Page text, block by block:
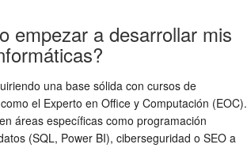
empezar a desarrollar mis
una base sólida con cursos de
el Experto en Office y Computación (EOC).
áreas específicas como programación
(SQL, Power BI), ciberseguridad o SEO a